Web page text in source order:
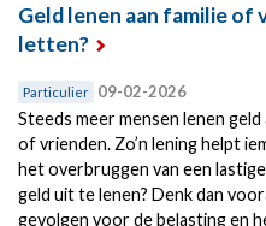
Geld lenen aan familie of
letten?
Particulier 09-02-2026
Steeds meer mensen lenen
of vrienden. Zo’n lening helpt
het overbruggen van een
geld uit te lenen? Denk dan
gevolgen voor de belasting en